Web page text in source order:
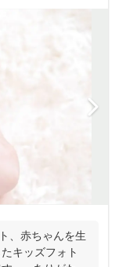
、赤ちゃんを生
たキッズフォト